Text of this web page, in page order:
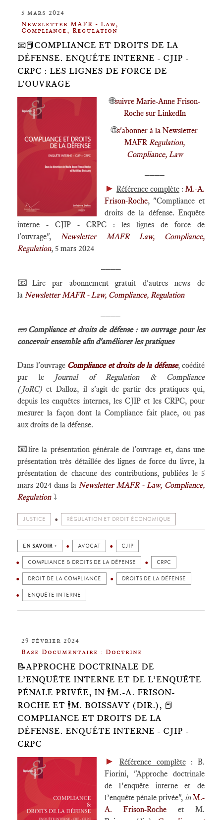
5 mars 2024
Newsletter MAFR - Law,
Compliance, Regulation
📧📕COMPLIANCE ET DROITS DE LA
DÉFENSE. ENQUÊTE INTERNE - CJIP -
CRPC : LES LIGNES DE FORCE DE
L'OUVRAGE
🌐suivre Marie-Anne Frison-
Roche sur LinkedIn
🌐s'abonner à la Newsletter
MAFRRegulation,
Compliance, Law
► Référence complète : M.-A.
Frison-Roche, "Compliance et
droits de la défense. Enquête
interne - CJIP - CRPC : les lignes de force de
l'ouvrage",Newsletter MAFR Law, Compliance,
Regulation, 5 mars 2024
📧 Lire par abonnement gratuit d'autres news de
la Newsletter MAFR - Law, Compliance, Regulation
🧱 Compliance et droits de défense : un ouvrage pour les
concevoir ensemble afin d'améliorer les pratiques
Dans l'ouvrage Compliance et droits de la défense, coédité
par le
Journal of Regulation & Compliance
(JoRC)et Dalloz, il s'agit de partir des pratiques qui,
depuis les enquêtes internes, les CJIP et les CRPC, pour
mesurer la façon dont la Compliance fait place, ou pas
aux droits de la défense.
📧lire la présentation générale de l'ouvrage et, dans une
présentation très détaillée des lignes de force du livre, la
présentation de chacune des contributions, publiées le 5
mars 2024 dans la Newsletter MAFR - Law, Compliance,
Regulation ⤵️
JUSTICE RÉGULATION ET DROIT ÉCONOMIQUE
EN SAVOIR + AVOCAT CJIP
COMPLIANCE & DROITS DE LA DÉFENSE CRPC
DROIT DE LA COMPLIANCE DROITS DE LA DÉFENSE
ENQUÊTE INTERNE
29 février 2024
Base Documentaire : Doctrine
📝APPROCHE DOCTRINALE DE
L’ENQUÊTE INTERNE ET DE L’ENQUÊTE
PÉNALE PRIVÉE, IN 🕴️M.-A. FRISON-
ROCHE ET 🕴️M. BOISSAVY (DIR.), 📕
COMPLIANCE ET DROITS DE LA
DÉFENSE. ENQUÊTE INTERNE - CJIP -
CRPC
► Référence complète: B.
Fiorini, "Approche doctrinale
de l’enquête interne et de
l’enquête pénale privée", inM.-
A. Frison-Roche et M.